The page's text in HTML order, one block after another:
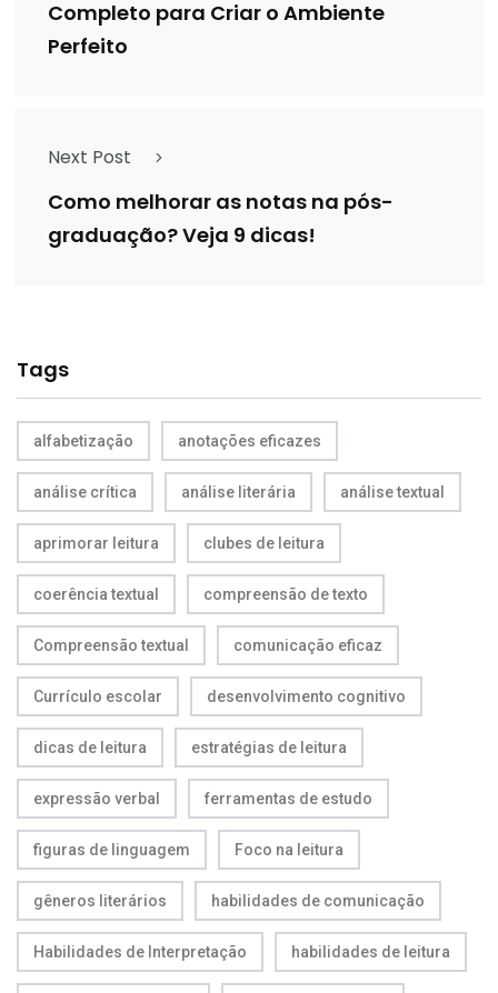
Completo para Criar o Ambiente
Perfeito
Next Post
Como melhorar as notas na pós-
graduação? Veja 9 dicas!
Tags
alfabetização anotações eficazes
análise crítica análise literária análise textual
aprimorar leitura clubes de leitura
coerência textual compreensão de texto
Compreensão textual comunicação eficaz
Currículo escolar desenvolvimento cognitivo
dicas de leitura estratégias de leitura
expressão verbal ferramentas de estudo
figuras de linguagem Foco na leitura
gêneros literários habilidades de comunicação
Habilidades de Interpretação habilidades de leitura